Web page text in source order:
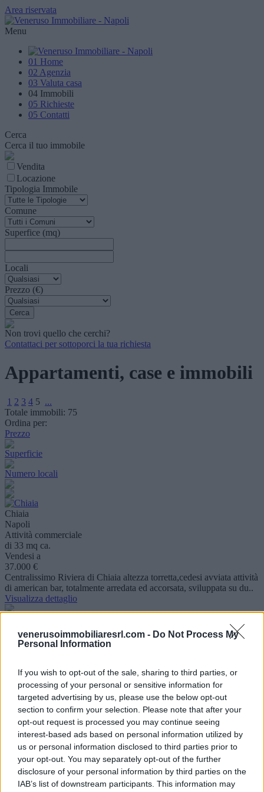
venerusoimmobiliaresrl.com - Do Not Process My
Personal Information
If you wish to opt-out of the sale, sharing to third parties, or
processing of your personal or sensitive information for
targeted advertising by us, please use the below opt-out
section to confirm your selection. Please note that after your
opt-out request is processed you may continue seeing
interest-based ads based on personal information utilized by
us or personal information disclosed to third parties prior to
your opt-out. You may separately opt-out of the further
disclosure of your personal information by third parties on the
IAB’s list of downstream participants. This information may
Area riservata
Menu
01 Home
02 Agenzia
03 Valuta casa
04 Immobili
05 Richieste
05 Contatti
Cerca
Cerca il tuo immobile
Vendita
Locazione
Tipologia Immobile
Comune
Superfice (mq)
Locali
Prezzo (€)
Non trovi quello che cerchi?
Contattaci per sottoporci la tua richiesta
Appartamenti, case e immobili
1 2 3 4 5 ...
Totale immobili: 75
Ordina per:
Prezzo
Superficie
Numero locali
Chiaia
Napoli
Attività commerciale
di 33 mq ca.
Vendesi a
37.000 €
Centralissimo Riviera di Chiaia altezza torretta,cedesi avviata attività
di american bar, totalmente arredata ed accorsata, sviluppata su du..
Visualizza dettaglio
Napoli
di 33 mq ca.
Vendesi a
38.000 €
Chiaia Centralissimo Cedesi Attività Commerciale Lounge Bar
Chiaia centro, nel cuore della movida, cedesi attività commerciale di
lounge ba..
Visualizza dettaglio
Miano
Napoli
Villa